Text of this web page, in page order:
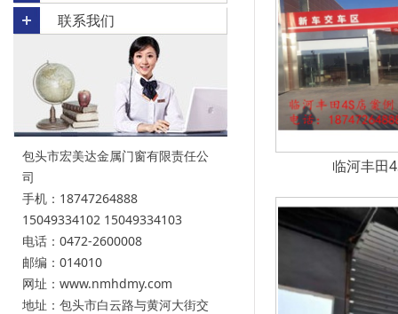
联系我们
包头市宏美达金属门窗有限责任公
司
手机：18747264888
15049334102 15049334103
电话：0472-2600008
邮编：014010
网址：www.nmhdmy.com
地址：包头市白云路与黄河大街交
临河丰田